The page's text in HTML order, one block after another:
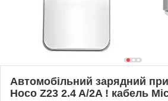
Автомобільний зарядний
Hoco Z23 2.4 A/2A ! кабель